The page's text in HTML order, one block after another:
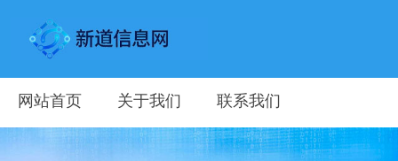
网站首页 关于我们 联系我们